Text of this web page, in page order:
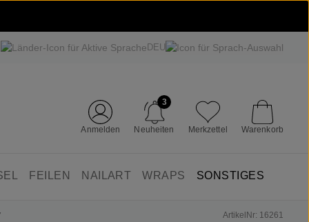
DEU
Anmelden Neuheiten
3
Merkzettel Warenkorb
FEILEN NAILART WRAPS SONSTIGES
ArtikelNr: 16261